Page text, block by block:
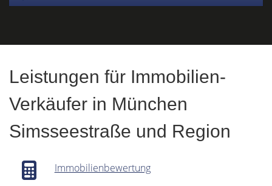
Leistungen für Immobilien-
Verkäufer in München
Simsseestraße und Region
Immobilienbewertung